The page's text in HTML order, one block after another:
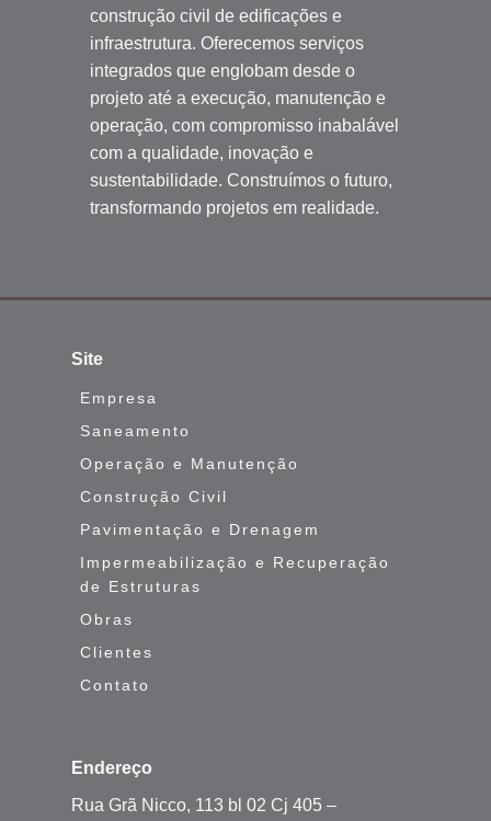
construção civil de edificações e
infraestrutura. Oferecemos serviços
integrados que englobam desde o
projeto até a execução, manutenção e
operação, com compromisso inabalável
com a qualidade, inovação e
sustentabilidade. Construímos o futuro,
transformando projetos em realidade.
Site
Empresa
Saneamento
Operação e Manutenção
Construção Civil
Pavimentação e Drenagem
Impermeabilização e Recuperação
de Estruturas
Obras
Clientes
Contato
Endereço
Rua Grã Nicco, 113 bl 02 Cj 405 –